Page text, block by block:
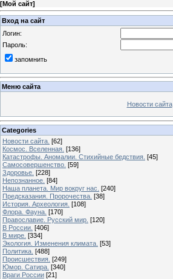
[Мой сайт]
Вход на сайт
Логин:
Пароль:
запомнить
Меню сайта
Новости сайта
Categories
Новости сайта. [62]
Космос. Вселенная. [136]
Катастрофы. Аномалии. Стихийные бедствия. [45]
Самосовершенство. [59]
Здоровье. [228]
Непознанное. [84]
Наша планета. Мир вокруг нас. [240]
Предсказания. Пророчества. [38]
История. Археология. [108]
Флора. Фауна. [170]
Православие. Русский мир. [120]
В России. [406]
В мире. [334]
Экология. Изменения климата. [53]
Политика. [488]
Происшествия. [249]
Юмор. Сатира. [340]
Враги России [21]